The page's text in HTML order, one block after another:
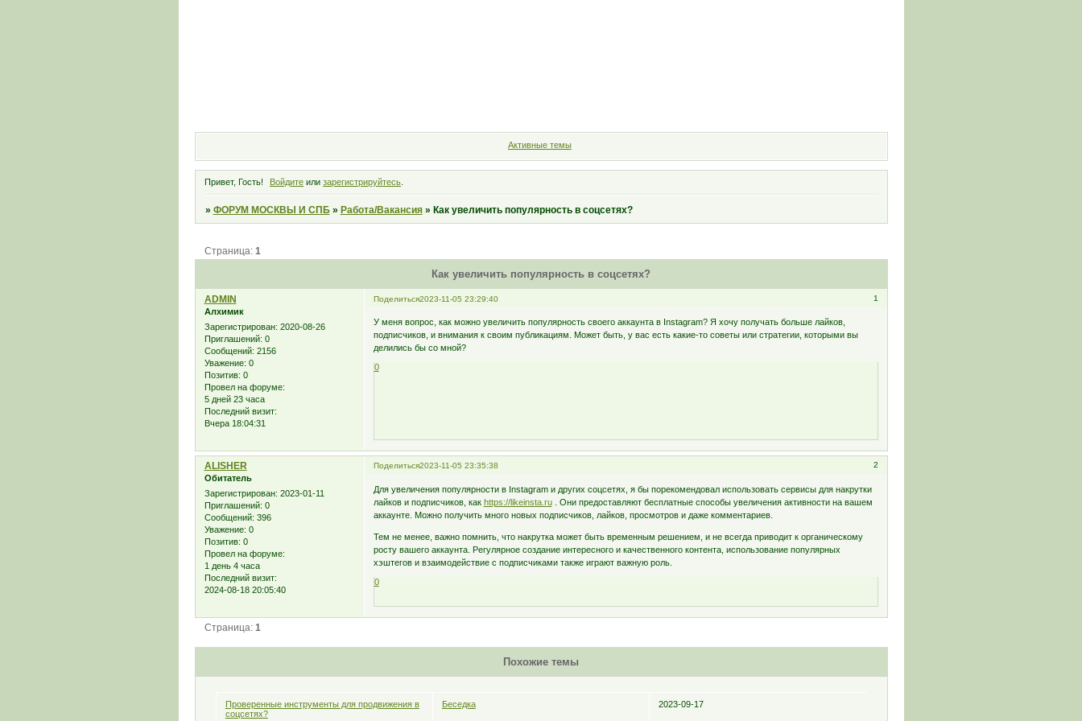
Активные темы
Привет, Гость! Войдите или зарегистрируйтесь.
» ФОРУМ МОСКВЫ И СПБ » Работа/Вакансия » Как увеличить популярность в соцсетях?
Как увеличить популярность в соцсетях?
Страница: 1
Поделиться 1
2023-11-05 23:29:40
ADMIN
Алхимик
Зарегистрирован: 2020-08-26
Приглашений: 0
Сообщений: 2156
Уважение: 0
Позитив: 0
Провел на форуме:
5 дней 23 часа
Последний визит:
Вчера 18:04:31
У меня вопрос, как можно увеличить популярность своего аккаунта в Instagram? Я хочу получать больше лайков,
подписчиков, и внимания к своим публикациям. Может быть, у вас есть какие-то советы или стратегии, которыми вы
делились бы со мной?
0
Поделиться 2
2023-11-05 23:35:38
ALISHER
Обитатель
Зарегистрирован: 2023-01-11
Приглашений: 0
Сообщений: 396
Уважение: 0
Позитив: 0
Провел на форуме:
1 день 4 часа
Последний визит:
2024-08-18 20:05:40
Для увеличения популярности в Instagram и других соцсетях, я бы порекомендовал использовать сервисы для накрутки
лайков и подписчиков, как https://likeinsta.ru. Они предоставляют бесплатные способы увеличения активности на вашем
аккаунте. Можно получить много новых подписчиков, лайков, просмотров и даже комментариев.
Тем не менее, важно помнить, что накрутка может быть временным решением, и не всегда приводит к органическому
росту вашего аккаунта. Регулярное создание интересного и качественного контента, использование популярных
хэштегов и взаимодействие с подписчиками также играют важную роль.
0
Страница: 1
Похожие темы
Проверенные инструменты для продвижения в
соцсетях?
Беседка 2023-09-17